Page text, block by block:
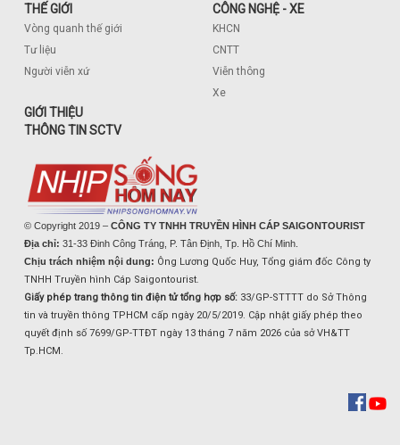
THẾ GIỚI
Vòng quanh thế giới
Tư liệu
Người viễn xứ
CÔNG NGHỆ - XE
KHCN
CNTT
Viễn thông
Xe
GIỚI THIỆU
THÔNG TIN SCTV
© Copyright 2019 – CÔNG TY TNHH TRUYỀN HÌNH CÁP SAIGONTOURIST
Địa chỉ: 31-33 Đinh Công Tráng, P. Tân Định, Tp. Hồ Chí Minh.
Chịu trách nhiệm nội dung: Ông Lương Quốc Huy, Tổng giám đốc Công ty
TNHH Truyền hình Cáp Saigontourist.
Giấy phép trang thông tin điện tử tổng hợp số: 33/GP-STTTT do Sở Thông
tin và truyền thông TPHCM cấp ngày 20/5/2019. Cập nhật giấy phép theo
quyết định số 7699/GP-TTĐT ngày 13 tháng 7 năm 2026 của sở VH&TT
Tp.HCM.